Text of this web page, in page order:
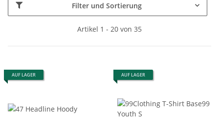
Filter und Sortierung
Artikel 1 - 20 von 35
AUF LAGER AUF LAGER